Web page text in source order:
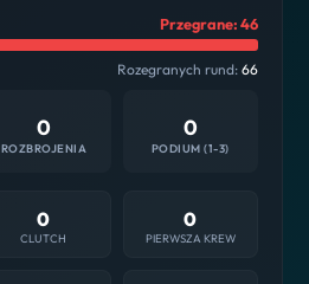
Przegrane: 46
Rozegranych rund: 66
0
ROZBROJENIA
0
PODIUM (1-3)
0
CLUTCH
0
PIERWSZA KREW